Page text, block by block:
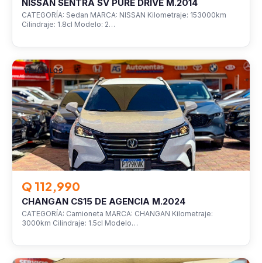
NISSAN SENTRA SV PURE DRIVE M.2014
CATEGORÍA: Sedan MARCA: NISSAN Kilometraje: 153000km
Cilindraje: 1.8cl Modelo: 2…
VEHÍCULOS
Q 112,990
CHANGAN CS15 DE AGENCIA M.2024
CATEGORÍA: Camioneta MARCA: CHANGAN Kilometraje:
3000km Cilindraje: 1.5cl Modelo…